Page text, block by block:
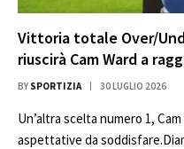
Vittoria totale Over/
riuscirà Cam Ward a
BY SPORTIZIA 30 LUGLIO 2026
Un’altra scelta numero 1,
aspettative da